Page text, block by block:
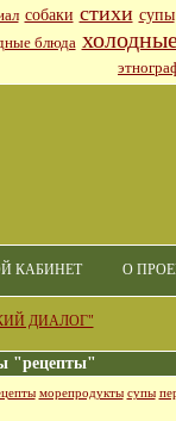
собаки стихи супы
блюда
КАБИНЕТ О
ДИАЛОГ"
"рецепты"
морепродукты супы